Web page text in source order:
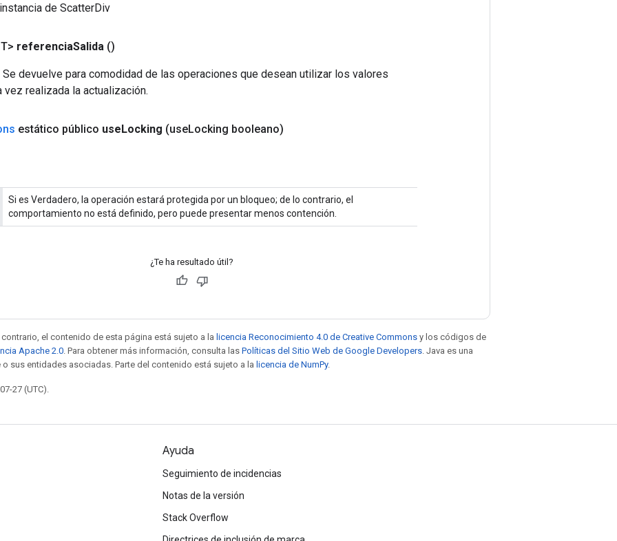
de ScatterDiv
referenciaSalida ()
Se devuelve para comodidad de las operaciones que desean utilizar los valores
vez realizada la actualización.
estático público useLocking (useLocking booleano)
Si es Verdadero, la operación estará protegida por un bloqueo; de lo contrario, el
comportamiento no está definido, pero puede presentar menos contención.
¿Te ha resultado útil?
el contenido de esta página está sujeto a la licencia Reconocimiento 4.0 de Creative Commons y los códigos de
Apache 2.0 . Para obtener más información, consulta las Políticas del Sitio Web de Google Developers . Java es una
sus entidades asociadas. Parte del contenido está sujeto a la licencia de NumPy.
27 (UTC).
Ayuda
Seguimiento de incidencias
Notas de la versión
Stack Overflow